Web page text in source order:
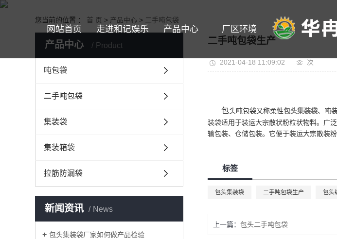
网站首页 走进和记娱乐 产品中心 厂区环境
您当前的位置 ： 首 页 > 产品中心 > 二手吨包袋
产品中心 Product
吨包袋
二手吨包袋
集装袋
集装箱袋
拉筋防漏袋
新闻资讯 News
包头集装袋厂家如何做产品检验
二手吨包袋生产
2021-04-18 11:09:02 次
包头吨包袋又称柔性包头集装袋、吨
装袋适用于装运大宗散状粉粒状物料
输包装、仓储包装。它便于装运大宗散装
标签
包头集装袋 二手吨包袋生产 包头
上一篇： 包头二手吨包袋